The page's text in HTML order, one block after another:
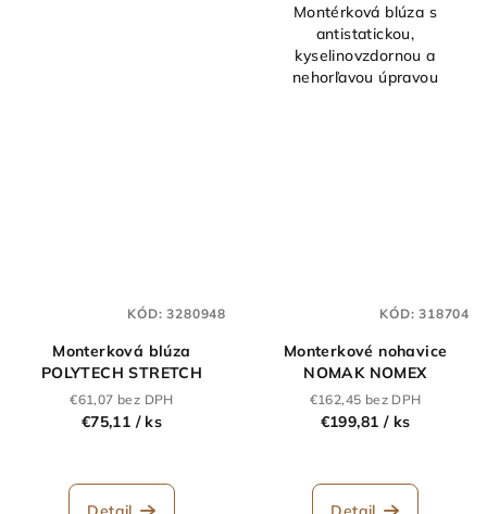
Montérková blúza s
antistatickou,
kyselinovzdornou a
nehorľavou úpravou
Monterková blúza
POLYTECH STRETCH
€61,07 bez DPH
€75,11 / ks
KÓD:3280948
Monterkové nohavice
NOMAK NOMEX
€162,45 bez DPH
€199,81 / ks
KÓD:318704